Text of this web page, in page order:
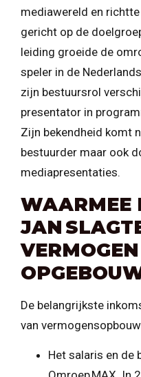
mediawereld en
gericht op de
leiding groeide de
speler in de
zijn bestuursrol
presentator in
Zijn bekendheid komt
bestuurder maar ook
mediapresentaties.
WAARMEE
JAN
VERMOGEN
De belangrijkste
van
Het salaris en de